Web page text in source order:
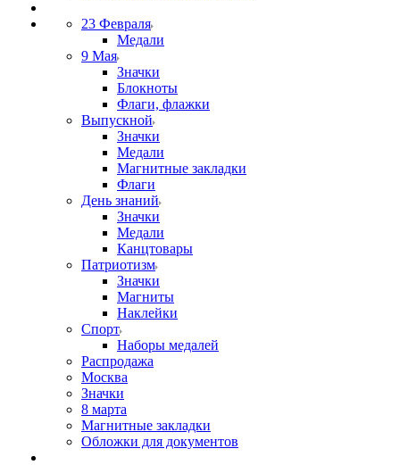
23 Февраля
Медали
9 Мая
Значки
Блокноты
Флаги, флажки
Выпускной
Значки
Медали
Магнитные закладки
Флаги
День знаний
Значки
Медали
Канцтовары
Патриотизм
Значки
Магниты
Наклейки
Спорт
Наборы медалей
Распродажа
Москва
Значки
8 марта
Магнитные закладки
Обложки для документов